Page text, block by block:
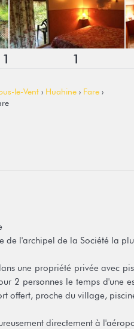
1 1
le-Vent› Huahine› Fare›
de l'archipel de la Société la
une propriété privée avec
2 personnes le temps d'une
offert, proche du village,
directement à